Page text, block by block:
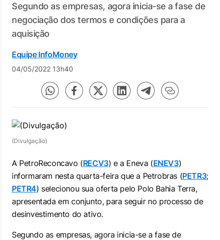
Segundo as empresas, agora inicia-se a fase de
negociação dos termos e condições para a
aquisição
Equipe InfoMoney
04/05/2022 13h40
(Divulgação)
A PetroReconcavo (RECV3) e a Eneva (ENEV3)
informaram nesta quarta-feira que a Petrobras (PETR3;
PETR4) selecionou sua oferta pelo Polo Bahia Terra,
apresentada em conjunto, para seguir no processo de
desinvestimento do ativo.
Segundo as empresas, agora inicia-se a fase de